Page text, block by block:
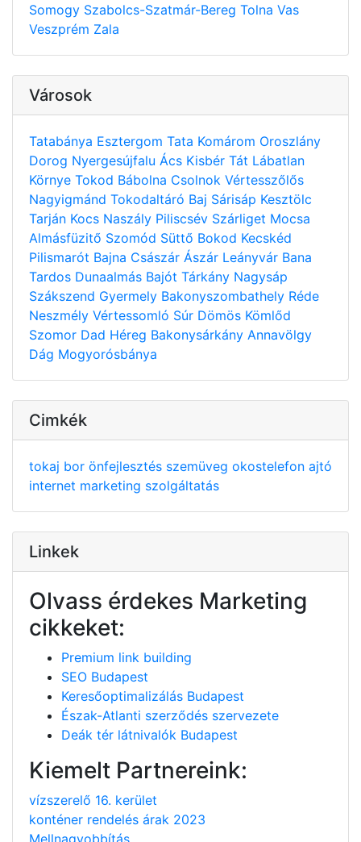
Somogy Szabolcs-Szatmár-Bereg Tolna Vas
Veszprém Zala
Városok
Tatabánya Esztergom Tata Komárom Oroszlány
Dorog Nyergesújfalu Ács Kisbér Tát Lábatlan
Környe Tokod Bábolna Csolnok Vértesszőlős
Nagyigmánd Tokodaltáró Baj Sárisáp Kesztölc
Tarján Kocs Naszály Piliscsév Szárliget Mocsa
Almásfüzitő Szomód Süttő Bokod Kecskéd
Pilismarót Bajna Császár Ászár Leányvár Bana
Tardos Dunaalmás Bajót Tárkány Nagysáp
Szákszend Gyermely Bakonyszombathely Réde
Neszmély Vértessomló Súr Dömös Kömlőd
Szomor Dad Héreg Bakonysárkány Annavölgy
Dág Mogyorósbánya
Cimkék
tokaj bor önfejlesztés szemüveg okostelefon ajtó
internet marketing szolgáltatás
Linkek
Olvass érdekes Marketing
cikkeket:
Premium link building
SEO Budapest
Keresőoptimalizálás Budapest
Észak-Atlanti szerződés szervezete
Deák tér látnivalók Budapest
Kiemelt Partnereink:
vízszerelő 16. kerület
konténer rendelés árak 2023
Mellnagyobbítás